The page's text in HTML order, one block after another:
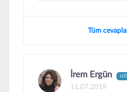
Tüm
İrem Ergün
11.07.2019